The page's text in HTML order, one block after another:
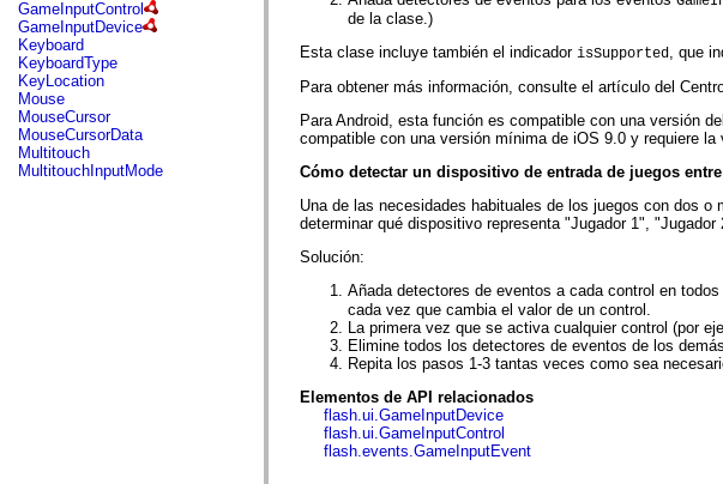
fl.managers
fl.motion
fl.motion.easing
fl.rsl
fl.text
fl.transitions
fl.transitions.easing
fl.video
flash.accessibility
flash.concurrent
GameInputControl
GameInputDevice
Keyboard
KeyboardType
KeyLocation
Mouse
MouseCursor
MouseCursorData
Multitouch
MultitouchInputMode
de la clase.)
Esta clase incluye también el indicador isSupported, que
Para obtener más información, consulte el artículo del
Para Android, esta función es compatible con una versión
compatible con una versión mínima de iOS 9.0 y requiere
Cómo detectar un dispositivo de entrada de juegos
Una de las necesidades habituales de los juegos con dos
determinar qué dispositivo representa "Jugador 1",
Solución:
Añada detectores de eventos a cada control en
cada vez que cambia el valor de un control.
La primera vez que se activa cualquier control (por
Elimine todos los detectores de eventos de los
Repita los pasos 1-3 tantas veces como sea
Elementos de API relacionados
flash.ui.GameInputDevice
flash.ui.GameInputControl
flash.events.GameInputEvent